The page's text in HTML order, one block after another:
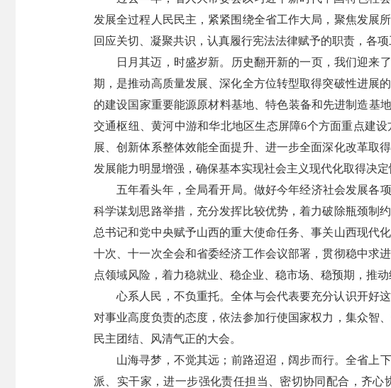
发展全过程人民民主，紧紧围绕全省工作大局，聚焦发展
回应关切、凝聚共识，认真履行宪法法律赋予的职责，各
日月其迈，时盛岁新。历史翻开新的一页，我们迎来
期，是推动高质量发展、深化全方位转型取得突破性进展
的建设国家重要能源原材料基地、特色装备和先进制造基
交通枢纽、黄河中游和华北地区生态屏障6个方面重点建
展、创新体系整体效能全面提升、进一步全面深化改革取
发展能力明显增强，确保基本实现社会主义现代化取得决定
五年看头年，全局看开局。做好今年经济社会发展各
科学谋划思路举措，充分发挥比较优势，着力破除瓶颈制
总书记和党中央赋予山西的重大使命任务、事关山西现代
十次、十一次全会和省委经济工作会议部署，贯彻稳中求
点领域风险，着力稳就业、稳企业、稳市场、稳预期，推
心系人民，不负重托。全体与会代表要充分认识开好
对事业高度负责的态度，依法参加行使国家权力，集众智
民主团结、风清气正的大会。
山海寻梦，不觉其远；前路迢迢，阔步而行。全省上
派、实干家，进一步强化责任担当、密切协同配合，齐